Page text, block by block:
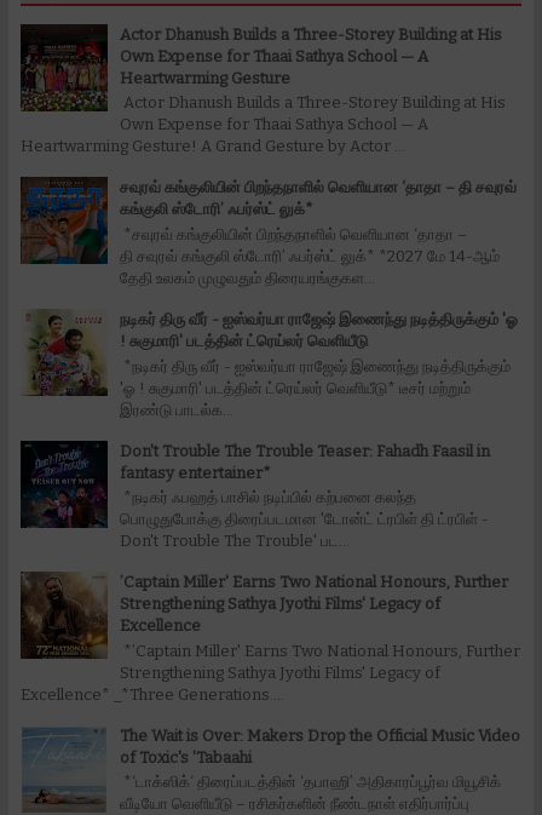
Actor Dhanush Builds a Three-Storey Building at His
Own Expense for Thaai Sathya School — A
Heartwarming Gesture
Actor Dhanush Builds a Three-Storey Building at His
Own Expense for Thaai Sathya School — A
Heartwarming Gesture! A Grand Gesture by Actor ...
சவுரவ் கங்குலியின் பிறந்தநாளில் வெளியான ‘தாதா – தி சவுரவ்
கங்குலி ஸ்டோரி’ ஃபர்ஸ்ட் லுக்*
*சவுரவ் கங்குலியின் பிறந்தநாளில் வெளியான ‘தாதா –
தி சவுரவ் கங்குலி ஸ்டோரி’ ஃபர்ஸ்ட் லுக்* *2027 மே 14-ஆம்
தேதி உலகம் முழுவதும் திரையரங்குகள...
நடிகர் திரு வீர் - ஐஸ்வர்யா ராஜேஷ் இணைந்து நடித்திருக்கும் 'ஓ
! சுகுமாரி' படத்தின் ட்ரெய்லர் வெளியீடு
*நடிகர் திரு வீர் - ஐஸ்வர்யா ராஜேஷ் இணைந்து நடித்திருக்கும்
'ஓ ! சுகுமாரி' படத்தின் ட்ரெய்லர் வெளியீடு* டீசர் மற்றும்
இரண்டு பாடல்க...
Don't Trouble The Trouble Teaser: Fahadh Faasil in
fantasy entertainer*
*நடிகர் ஃபஹத் பாசில் நடிப்பில் கற்பனை கலந்த
பொழுதுபோக்கு திரைப்படமான 'டோன்ட் ட்ரபிள் தி ட்ரபிள் -
Don't Trouble The Trouble' பட...
’Captain Miller' Earns Two National Honours, Further
Strengthening Sathya Jyothi Films' Legacy of
Excellence
*’Captain Miller' Earns Two National Honours, Further
Strengthening Sathya Jyothi Films' Legacy of
Excellence* _*Three Generations....
The Wait is Over: Makers Drop the Official Music Video
of Toxic's 'Tabaahi
*‘டாக்ஸிக்‘ திரைப்படத்தின் ‘தபாஹி’ அதிகாரப்பூர்வ மியூசிக்
வீடியோ வெளியீடு – ரசிகர்களின் நீண்டநாள் எதிர்பார்ப்பு